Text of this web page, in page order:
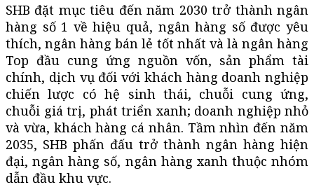
SHB đặt mục tiêu đến năm 2030 trở thành ngân
hàng số 1 về hiệu quả, ngân hàng số được yêu
thích, ngân hàng bán lẻ tốt nhất và là ngân hàng
Top đầu cung ứng nguồn vốn, sản phẩm tài
chính, dịch vụ đối với khách hàng doanh nghiệp
chiến lược có hệ sinh thái, chuỗi cung ứng,
chuỗi giá trị, phát triển xanh; doanh nghiệp nhỏ
và vừa, khách hàng cá nhân. Tầm nhìn đến năm
2035, SHB phấn đấu trở thành ngân hàng hiện
đại, ngân hàng số, ngân hàng xanh thuộc nhóm
dẫn đầu khu vực.